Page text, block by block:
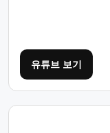
유튜브 보기